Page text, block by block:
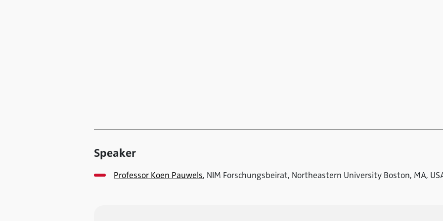
Speaker
Professor Koen Pauwels, NIM Forschungsbeirat, Northeastern University Boston, MA,